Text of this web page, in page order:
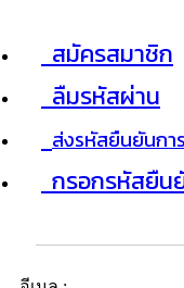
สมัครสมาชิก
ลืมรหัสผ่าน
ส่งรหัสยืนยันกา
กรอกรหัสยืน